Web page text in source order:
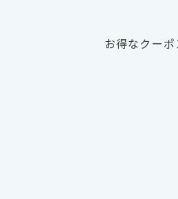
お得なクー